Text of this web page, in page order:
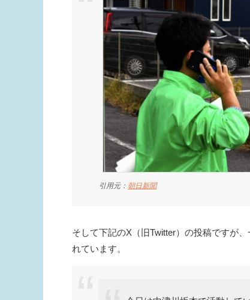
引用元： 朝日新聞
そして下記のX（旧Twitter）の投稿ですが
れています。